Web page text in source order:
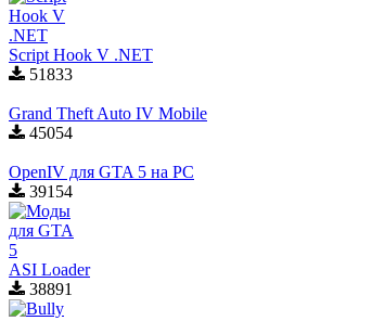
Script Hook V .NET
51833
Grand Theft Auto IV Mobile
45054
OpenIV для GTA 5 на PC
39154
ASI Loader
38891